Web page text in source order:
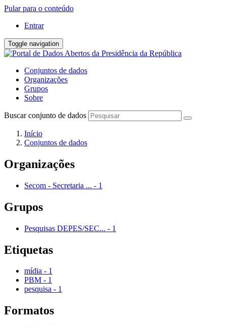
Pular para o conteúdo
Entrar
Toggle navigation
Conjuntos de dados
Organizações
Grupos
Sobre
Buscar conjunto de dados
Início
Conjuntos de dados
Organizações
Secom - Secretaria ... - 1
Grupos
Pesquisas DEPES/SEC... - 1
Etiquetas
mídia - 1
PBM - 1
pesquisa - 1
Formatos